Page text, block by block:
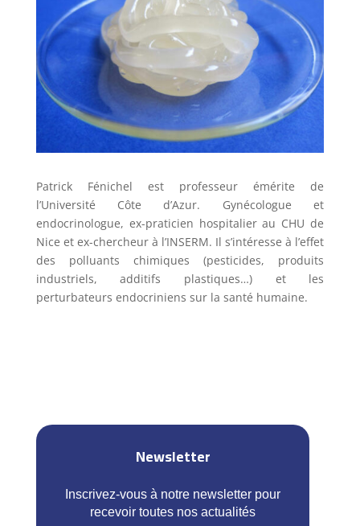
Patrick Fénichel est professeur émérite de
l’Université Côte d’Azur. Gynécologue et
endocrinologue, ex-praticien hospitalier au CHU de
Nice et ex-chercheur à l’INSERM. Il s’intéresse à l’effet
des polluants chimiques (pesticides, produits
industriels, additifs plastiques…) et les
perturbateurs endocriniens sur la santé humaine.
Newsletter
Inscrivez-vous à notre newsletter pour
recevoir toutes nos actualités